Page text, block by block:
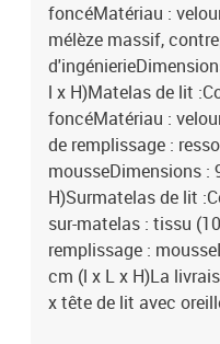
foncéMatériau :
mélèze massif,
l x H)Matelas de lit
foncéMatériau :
de remplissage :
mousseDimensions :
H)Surmatelas de lit
sur-matelas : tissu
remplissage :
cm (l x L x H)La
x tête de lit avec